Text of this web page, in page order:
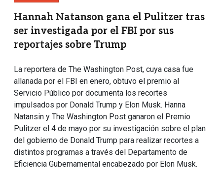
Hannah Natanson gana el Pulitzer tras
ser investigada por el FBI por sus
reportajes sobre Trump
La reportera de The Washington Post, cuya casa fue
allanada por el FBI en enero, obtuvo el premio al
Servicio Público por documenta los recortes
impulsados por Donald Trump y Elon Musk. Hanna
Natansin y The Washington Post ganaron el Premio
Pulitzer el 4 de mayo por su investigación sobre el plan
del gobierno de Donald Trump para realizar recortes a
distintos programas a través del Departamento de
Eficiencia Gubernamental encabezado por Elon Musk.